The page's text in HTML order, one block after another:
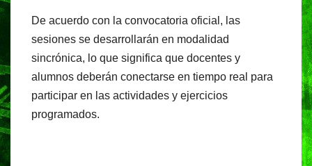
De acuerdo con la convocatoria oficial, las
sesiones se desarrollarán en modalidad
sincrónica, lo que significa que docentes y
alumnos deberán conectarse en tiempo real para
participar en las actividades y ejercicios
programados.